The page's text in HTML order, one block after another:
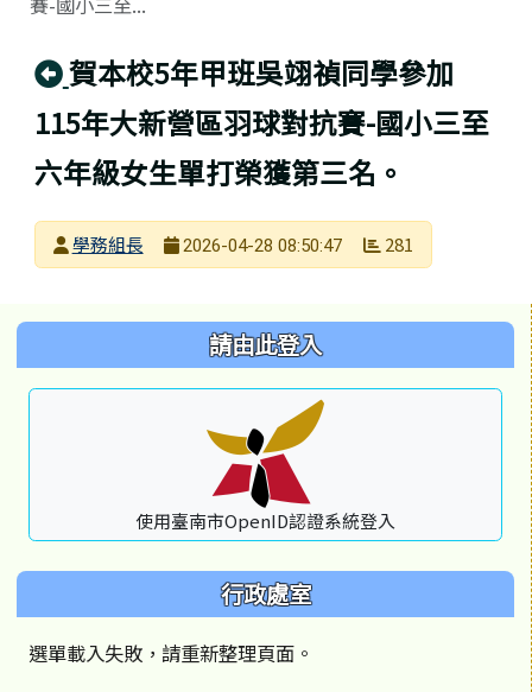
回上頁
賀本校5年甲班吳翊禎同學參加
115年大新營區羽球對抗賽-國小三至
六年級女生單打榮獲第三名。
發布者
學務組長
2026-04-28 08:50:47 281
左邊區域內容 請由此登入
使用臺南市OpenID認證系統登入
行政處室
選單載入失敗，請重新整理頁面。